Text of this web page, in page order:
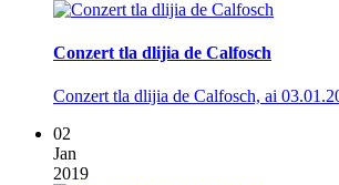
Conzert tla dlijia de Calfosch
Conzert tla dlijia de Calfosch, ai
02
Jan
2019